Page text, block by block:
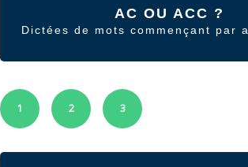
AC OU ACC ?
Dictées de mots commençant par
1 2 3